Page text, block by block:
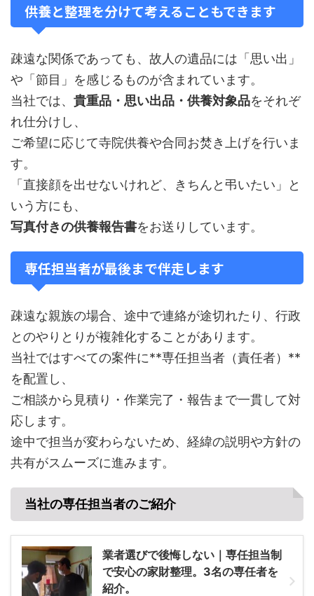
供養と整理を分けて考えることもできます
疎遠な関係であっても、故人の遺品には「思い出」
や「節目」を感じるものが含まれています。
当社では、 貴重品・思い出品・供養対象品をそれぞ
れ仕分けし、
ご希望に応じて寺院供養や合同お焚き上げを行いま
す。
「直接顔を出せないけれど、きちんと弔いたい」と
いう方にも、
写真付きの供養報告書をお送りしています。
専任担当者が最後まで伴走します
疎遠な親族の場合、途中で連絡が途切れたり、行政
とのやりとりが複雑化することがあります。
当社ではすべての案件に**専任担当者（責任者）**
を配置し、
ご相談から見積り・作業完了・報告まで一貫して対
応します。
途中で担当が変わらないため、経緯の説明や方針の
共有がスムーズに進みます。
当社の専任担当者のご紹介
業者選びで後悔しない｜専任担当制
で安心の家財整理。3名の専任者を
紹介。